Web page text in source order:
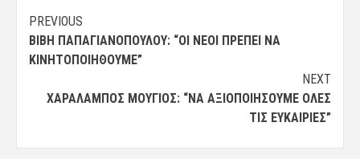
Post
navigation
PREVIOUS
ΒΙΒΉ ΠΑΠΑΓΙΑΝΟΠΟΎΛΟΥ: “ΟΙ ΝΈΟΙ ΠΡΈΠΕΙ ΝΑ
ΚΙΝΗΤΟΠΟΙΗΘΟΎΜΕ”
NEXT
ΧΑΡΆΛΑΜΠΟΣ ΜΟΎΓΙΟΣ: “ΝΑ ΑΞΙΟΠΟΙΉΣΟΥΜΕ ΌΛΕΣ
ΤΙΣ ΕΥΚΑΙΡΊΕΣ”